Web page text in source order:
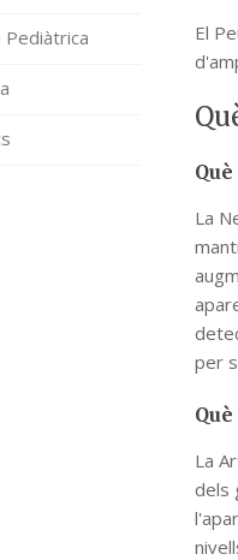
Pediàtrica
El
La
per
La
dels